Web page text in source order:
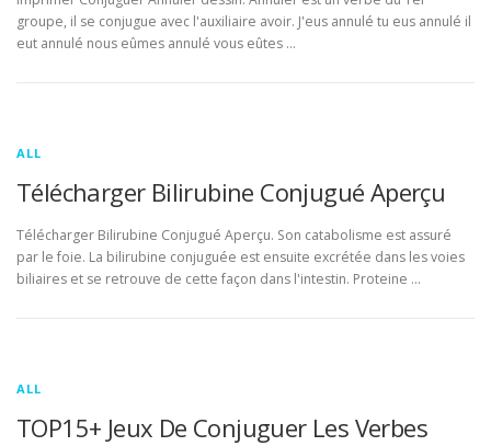
groupe, il se conjugue avec l'auxiliaire avoir. J'eus annulé tu eus annulé il
eut annulé nous eûmes annulé vous eûtes …
ALL
Télécharger Bilirubine Conjugué Aperçu
Télécharger Bilirubine Conjugué Aperçu. Son catabolisme est assuré
par le foie. La bilirubine conjuguée est ensuite excrétée dans les voies
biliaires et se retrouve de cette façon dans l'intestin. Proteine …
ALL
TOP15+ Jeux De Conjuguer Les Verbes